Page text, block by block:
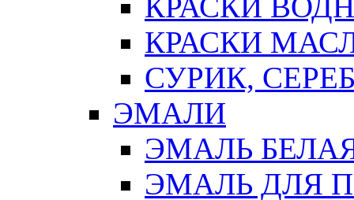
КРАСКИ
КРАСКИ
СУРИК,
ЭМАЛИ
ЭМАЛЬ
ЭМАЛЬ ДЛЯ